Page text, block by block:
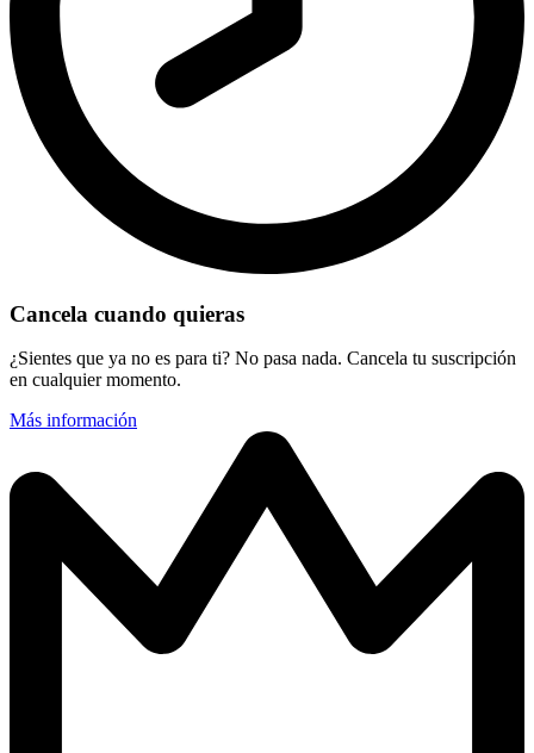
Cancela cuando quieras
¿Sientes que ya no es para ti? No pasa nada. Cancela tu suscripción
en cualquier momento.
Más información